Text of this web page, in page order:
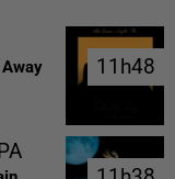
11h48
11h48